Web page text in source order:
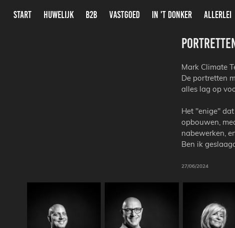
START HUWELIJK B2B VASTGOED IN 'T DONKER ALLERLEI
Mark Climate
De portretten
alles lag op
Het "enige"
opbouwen,
nabewerken,
Ben ik
27/06/2024